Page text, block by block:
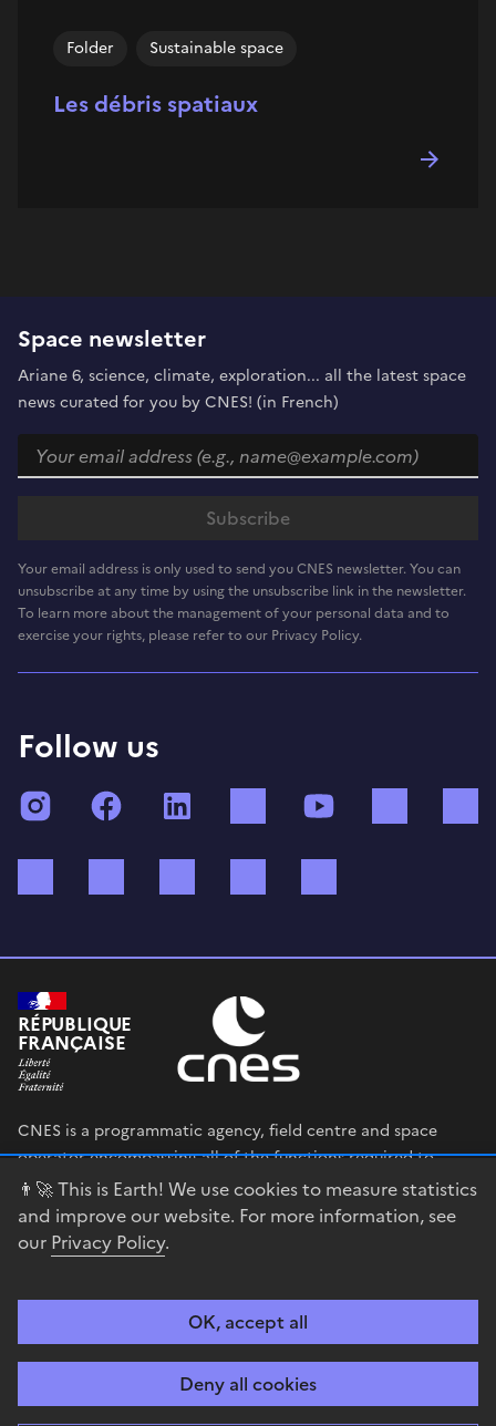
👨‍🚀 This is Earth! We use cookies to measure statistics
and improve our website. For more information, see
our Privacy Policy.
OK, accept all
Deny all cookies
Les débris spatiaux
Folder Sustainable space
Space newsletter
Ariane 6, science, climate, exploration... all the latest space
news curated for you by CNES! (in French)
Your email address is only used to send you CNES newsletter. You can
unsubscribe at any time by using the unsubscribe link in the newsletter.
To learn more about the management of your personal data and to
exercise your rights, please refer to our Privacy Policy.
Follow us
InstagramFacebook TikTok
RÉPUBLIQUE
FRANÇAISE
CNES is a programmatic agency, field centre and space
operator encompassing all of the functions required to
shape and execute the French government’s space strategy,
and to deploy public policies that rely on the space sector.
data.gouv.fr
Legal notices Privacy policy